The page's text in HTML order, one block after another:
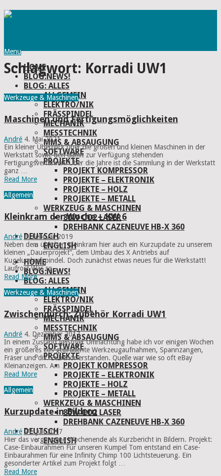
Menu
HOME
BLOG:NEWS!
BLOG: ALLES
ALLGEMEIN
ELEKTRO/NIK
FRÄSSPINDEL
MECHANIK
MESSTECHNIK
MMS & ABSAUGUNG
SOFTWARE
PROJEKTE
PROJEKT KOMPRESSOR
PROJEKTE – ELEKTRONIK
PROJEKTE – HOLZ
PROJEKTE – METALL
WERKZEUG & MASCHINEN
80W CO2 LASER
DREHBANK CAZENEUVE HB-X 360
DEUTSCH
ENGLISH
HOME
BLOG:NEWS!
BLOG: ALLES
ALLGEMEIN
ELEKTRO/NIK
FRÄSSPINDEL
MECHANIK
MESSTECHNIK
MMS & ABSAUGUNG
SOFTWARE
PROJEKTE
PROJEKT KOMPRESSOR
PROJEKTE – ELEKTRONIK
PROJEKTE – HOLZ
PROJEKTE – METALL
WERKZEUG & MASCHINEN
80W CO2 LASER
DREHBANK CAZENEUVE HB-X 360
DEUTSCH
ENGLISH
Schlagwort: Korradi UW1
Werkzeuge & Maschinen
Maschinen und Fertigungsmöglichkeiten
André 4. Mai 2021
Ein kleiner Überblick über die großen und kleinen Maschinen in der
Werkstatt sowie den damit zur Verfügung stehenden
Fertigungsverfahren. Über die Jahre ist die Sammlung in der Werkstatt
ganz …
Read More
Allgemein
Kleinkram der Woche – KW 6
André 6. Februar 2019
Neben dem üblichen Kleinkram hier auch ein Kurzupdate zu unserem
kleinen „Dauerprojekt“, dem Umbau des X Antriebs auf
Kugelumlaufspindel. Doch zunächst etwas neues für die Werkstatt!
Laufrost Was so …
Read More
Werkzeuge & Maschinen
Zwischendurch: Zubehör Korradi UW1
André 4. Dezember 2017
In einem Zustand geistiger Umnachtung habe ich vor einigen Wochen
ein größeres Los gebrauchte Werkzeugaufnahmen, Spannzangen,
Fräser und div. Zubehör erstanden. Quelle war wie so oft eBay
Kleinanzeigen. Am …
Read More
Allgemein
Kurzupdate in Bildern
André 27. Juli 2017
Hier das vergangene Wochenende als Kurzbericht in Bildern. Projekt:
Case-Einbaurahmen Für unseren Kumpel Tom entstand ein Case-
Einbaurahmen für eine Infinity Chimp 100 Lichtsteuerung. Ein
gesonderter Artikel zum Projekt folgt …
Read More